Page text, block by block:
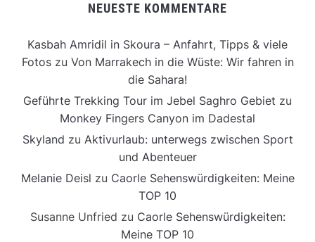
NEUESTE KOMMENTARE
Kasbah Amridil in Skoura – Anfahrt, Tipps & viele
Fotoszu Von Marrakech in die Wüste: Wir fahren in
die Sahara!
Geführte Trekking Tour im Jebel Saghro Gebiet zu
Monkey Fingers Canyon im Dadestal
Skyland zu Aktivurlaub: unterwegs zwischen Sport
und Abenteuer
Melanie Deisl zu Caorle Sehenswürdigkeiten: Meine
TOP 10
Susanne Unfried zu Caorle Sehenswürdigkeiten:
Meine TOP 10